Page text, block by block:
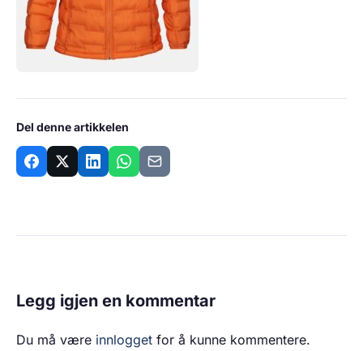
Del denne artikkelen
Legg igjen en kommentar
Du må være innlogget for å kunne kommentere.